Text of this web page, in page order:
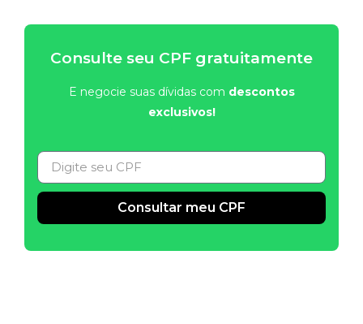
Consulte seu CPF gratuitamente
E negocie suas dívidas com descontos
exclusivos!
Consultar meu CPF